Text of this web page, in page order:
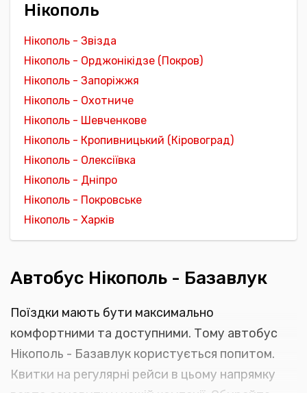
Нікополь
Нікополь - Звізда
Нікополь - Орджонікідзе (Покров)
Нікополь - Запоріжжя
Нікополь - Охотниче
Нікополь - Шевченкове
Нікополь - Кропивницький (Кіровоград)
Нікополь - Олексіївка
Нікополь - Дніпро
Нікополь - Покровське
Нікополь - Харків
Автобус Нікополь - Базавлук
Поїздки мають бути максимально
комфортними та доступними. Тому автобус
Нікополь - Базавлук користується попитом.
Квитки на регулярні рейси в цьому напрямку